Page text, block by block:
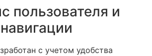
пользователя и
с учетом удобства